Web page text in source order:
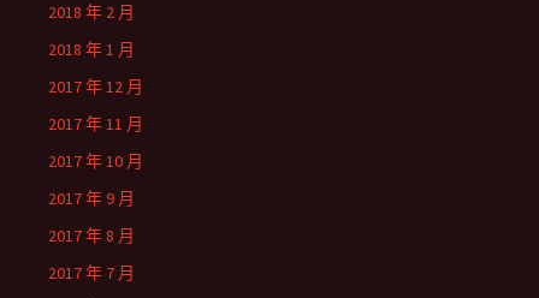
2018 年 2 月
2018 年 1 月
2017 年 12 月
2017 年 11 月
2017 年 10 月
2017 年 9 月
2017 年 8 月
2017 年 7 月